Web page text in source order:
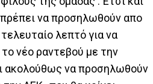
να προσηλωθούν απο
λεπτό για να
νέο ραντεβού με την
ακολούθως να προσηλωθούν